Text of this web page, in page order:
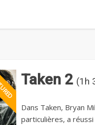
Taken 2 (1h
Dans Taken, Bryan
particulières, a réussi